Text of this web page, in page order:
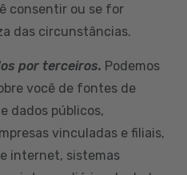
consentir ou se for
das circunstâncias.
por terceiros. Podemos
você de fontes de
dados públicos,
vinculadas e filiais,
internet, sistemas